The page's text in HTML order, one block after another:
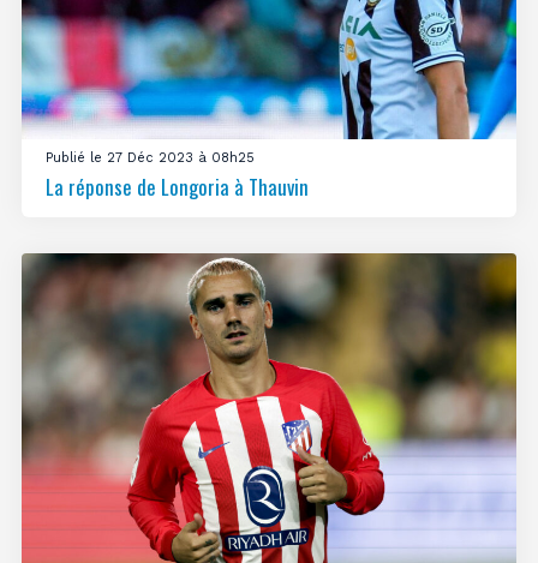
Publié le 27 Déc 2023 à 08h25
La réponse de Longoria à Thauvin